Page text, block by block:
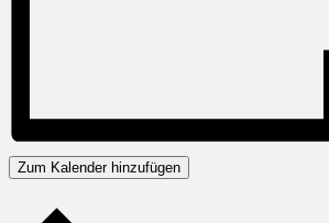
Zum Kalender hinzufügen